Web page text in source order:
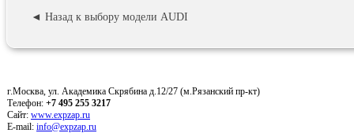
◄ Назад к выбору модели AUDI
г.Москва, ул. Академика Скрябина д.12/27 (м.Рязанский пр-кт)
Телефон: +7 495 255 3217
Сайт: www.expzap.ru
E-mail: info@expzap.ru